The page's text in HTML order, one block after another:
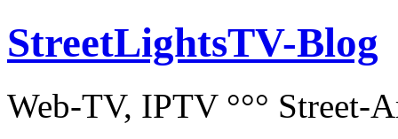
StreetLightsTV-Blog
Web-TV, IPTV °°° Street-